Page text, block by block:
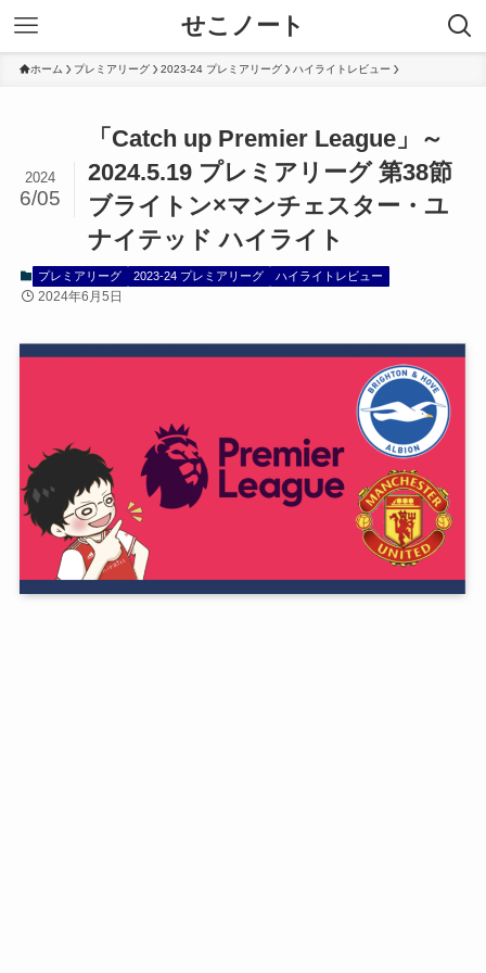
せこノート
ホーム プレミアリーグ 2023-24 プレミアリーグ ハイライトレビュー
「Catch up Premier League」～
2024.5.19 プレミアリーグ 第38節
ブライトン×マンチェスター・ユ
ナイテッド ハイライト
2024
6/05
プレミアリーグ 2023-24 プレミアリーグ ハイライトレビュー
2024年6月5日